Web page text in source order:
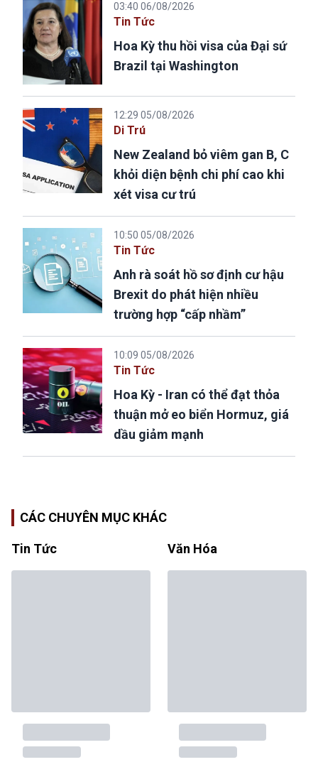
03:40 06/08/2026
Tin Tức
Hoa Kỳ thu hồi visa của Đại sứ
Brazil tại Washington
12:29 05/08/2026
Di Trú
New Zealand bỏ viêm gan B, C
khỏi diện bệnh chi phí cao khi
xét visa cư trú
10:50 05/08/2026
Tin Tức
Anh rà soát hồ sơ định cư hậu
Brexit do phát hiện nhiều
trường hợp “cấp nhầm”
10:09 05/08/2026
Tin Tức
Hoa Kỳ - Iran có thể đạt thỏa
thuận mở eo biển Hormuz, giá
dầu giảm mạnh
CÁC CHUYÊN MỤC KHÁC
Tin Tức Văn Hóa